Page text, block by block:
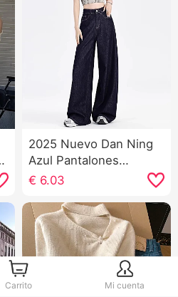
2025 Nuevo Dan Ning
Azul Pantalones
vaqueros anchos Mujer
grande Adelgazante
Pera Tipo Figura Talle
alto Holgado
HOLGAZÁN Viento
€ 6.03
Carrito Mi cuenta